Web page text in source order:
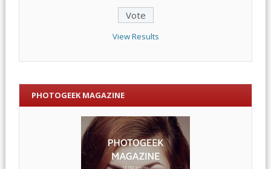
View Results
PHOTOGEEK MAGAZINE